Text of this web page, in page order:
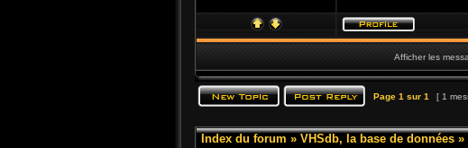
Afficher les
Page 1 sur 1 [ 1
Index du forum » VHSdb, la base de données »